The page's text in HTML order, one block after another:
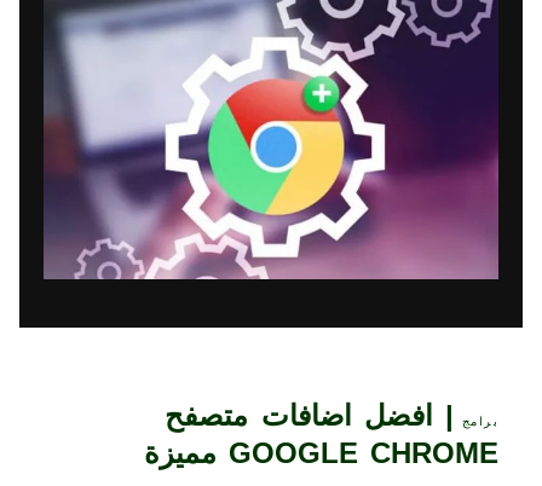
برامج
| افضل اضافات متصفح
GOOGLE CHROME مميزة